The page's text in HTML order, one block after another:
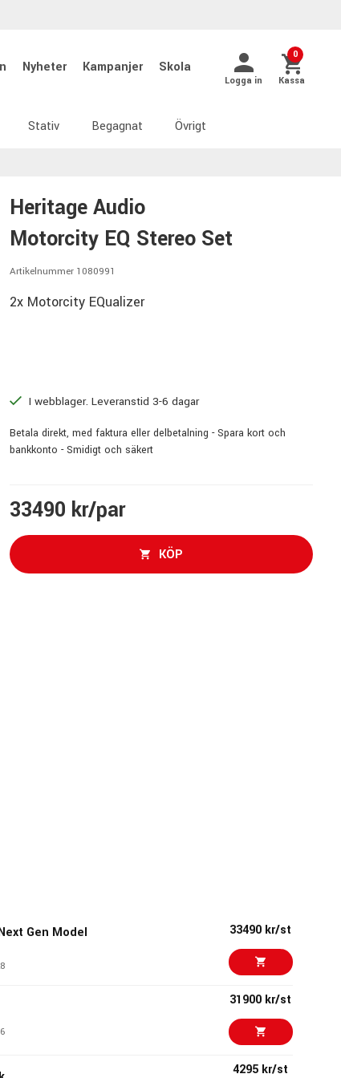
Nyheter Kampanjer Skola
Logga in
0
Kassa
Stativ Begagnat Övrigt
Heritage Audio
Motorcity EQ Stereo Set
Artikelnummer 1080991
2x Motorcity EQualizer
I webblager. Leveranstid 3-6 dagar
Betala direkt, med faktura eller delbetalning - Spara kort och
bankkonto - Smidigt och säkert
33490 kr/par
KÖP
Gen Model 33490 kr/st
31900 kr/st
4295 kr/st